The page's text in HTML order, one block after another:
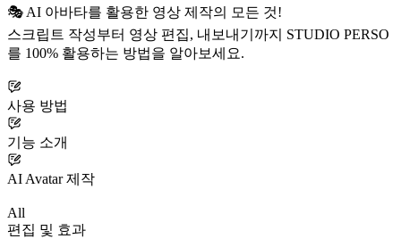
🎭 AI 아바타를 활용한 영상 제작의 모든 것!
스크립트 작성부터 영상 편집, 내보내기까지 STUDIO PERSO
를 100% 활용하는 방법을 알아보세요.
사용 방법
기능 소개
AI Avatar 제작
All
편집 및 효과